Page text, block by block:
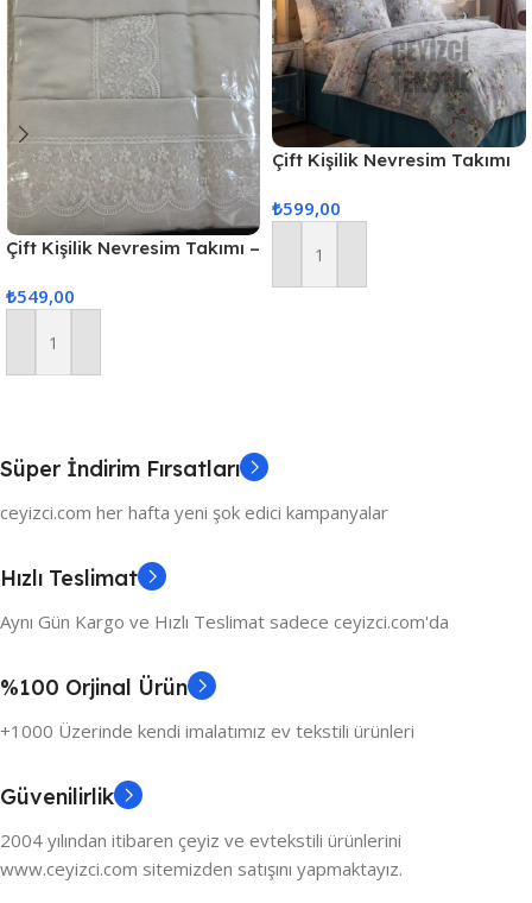
Çift Kişilik Nevresim Takımı –
₺549,00
Sepete Ekle
Çift Kişilik Nevresim Takımı
₺599,00
Sepete Ekle
Süper İndirim Fırsatları
ceyizci.com her hafta yeni şok edici kampanyalar
Hızlı Teslimat
Aynı Gün Kargo ve Hızlı Teslimat sadece ceyizci.com'da
%100 Orjinal Ürün
+1000 Üzerinde kendi imalatımız ev tekstili ürünleri
Güvenilirlik
2004 yılından itibaren çeyiz ve evtekstili ürünlerini
www.ceyizci.com sitemizden satışını yapmaktayız.